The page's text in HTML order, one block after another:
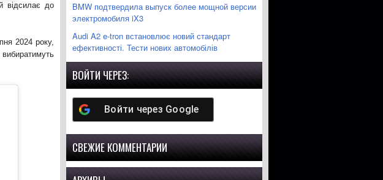
відсилає до
2024 року,
BMW подтвердила выпуск более мощной версии
электромобиля iX3
Audi A2 e-tron встановлює новий стандарт
ефективності. Тести нових автомобілів
ВОЙТИ ЧЕРЕЗ:
Войти через Google
СВЕЖИЕ КОММЕНТАРИИ